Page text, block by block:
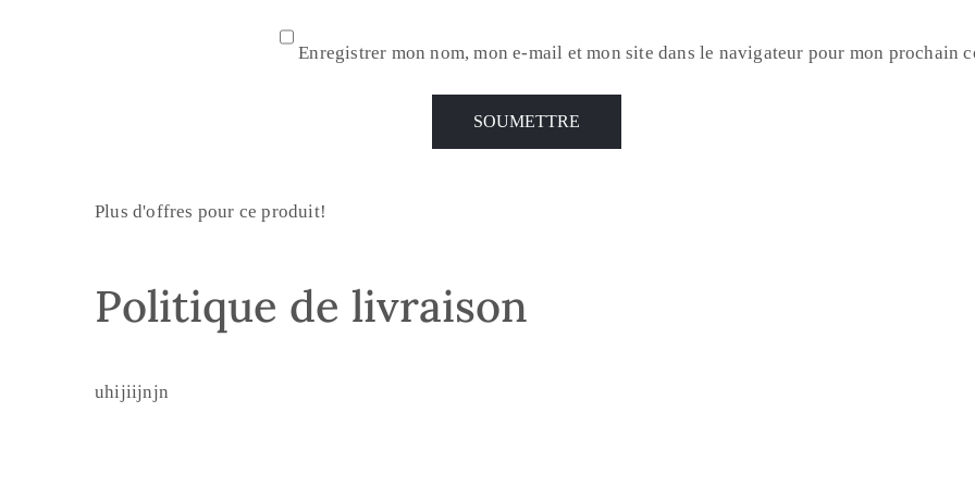
Enregistrer mon nom, mon e-mail et mon site dans le navigateur pour mon prochain
Plus d'offres pour ce produit!
Politique de livraison
uhijiijnjn